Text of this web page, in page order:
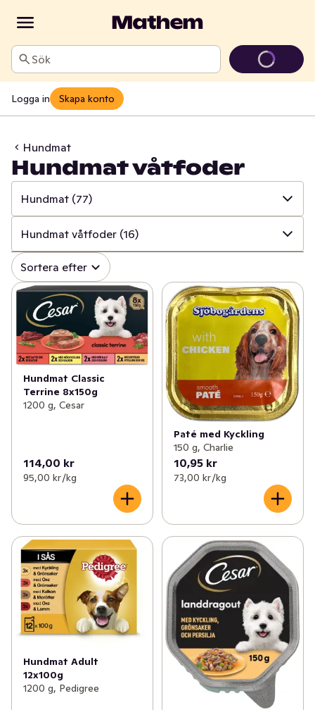
Sök
Logga in Skapa konto
Hundmat
Hundmat våtfoder
Hundmat (77)
✓ Alla (197)
✓ Kattmat (102)
✓ Hundmat (77)
✓ Kattillbehör (5)
✓ Hundtillbehör (5)
✓ Fågelmat (2)
Hundmat våtfoder (16)
✓ Alla (77)
Hundgodis & snacks (34)
✓ Hundmat färskfoder
✓ Hundmat torrfoder (13)
✓ Hundmat våtfoder
Sortera efter
Hundmat Classic
Terrine 8x150g
1200 g, Cesar
114,00 kr
95,00 kr /kg
Paté med Kyckling
150 g, Charlie
10,95 kr
73,00 kr /kg
Hundmat Adult
12x100g
1200 g, Pedigree